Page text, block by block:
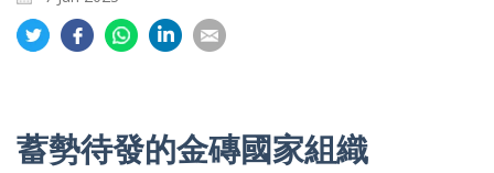
Share
on
Share
on
Share
on
on
on
蓄勢待發的金磚國家組織